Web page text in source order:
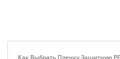
Как Выбрать Пленку Защитную